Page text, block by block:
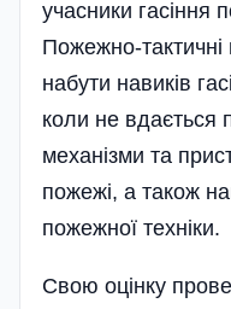
учасники гасіння
Пожежно-
набути навиків
коли не вдається
механізми та
пожежі, а також
пожежної техніки.
Свою оцінку